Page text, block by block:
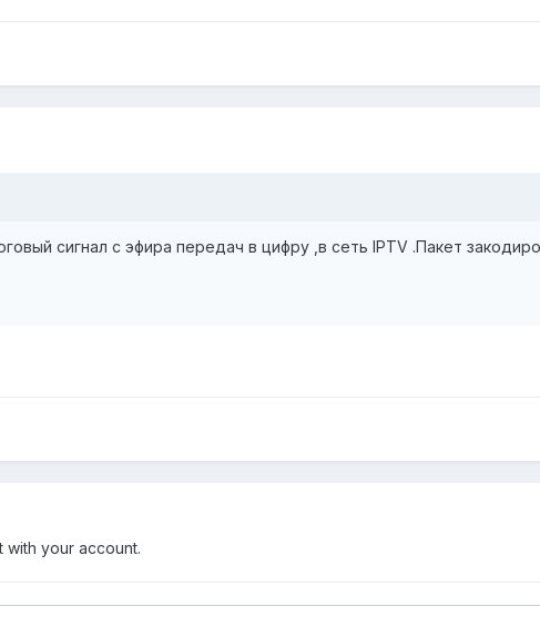
сигнал с эфира передач в цифру ,в сеть IPTV .Пакет
with your account.